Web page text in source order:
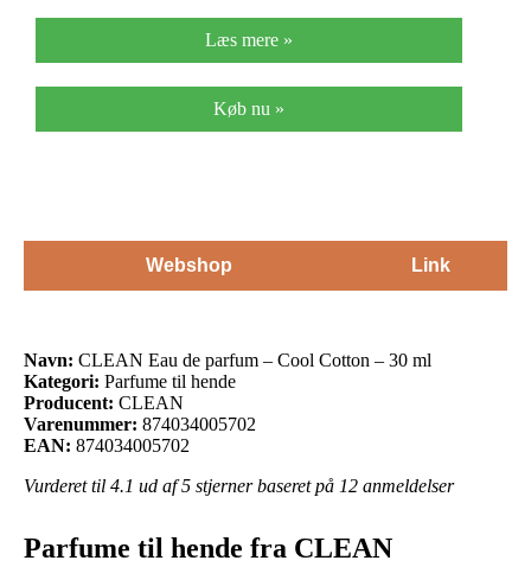
Læs mere »
Køb nu »
Webshop Link
Navn: CLEAN Eau de parfum – Cool Cotton – 30 ml
Kategori: Parfume til hende
Producent: CLEAN
Varenummer: 874034005702
EAN: 874034005702
Vurderet til 4.1 ud af 5 stjerner baseret på 12 anmeldelser
Parfume til hende fra CLEAN